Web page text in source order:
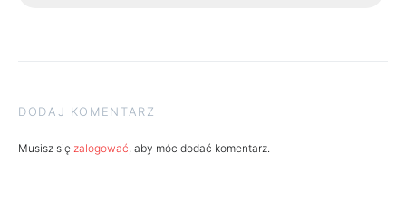
DODAJ KOMENTARZ
Musisz się zalogować, aby móc dodać komentarz.